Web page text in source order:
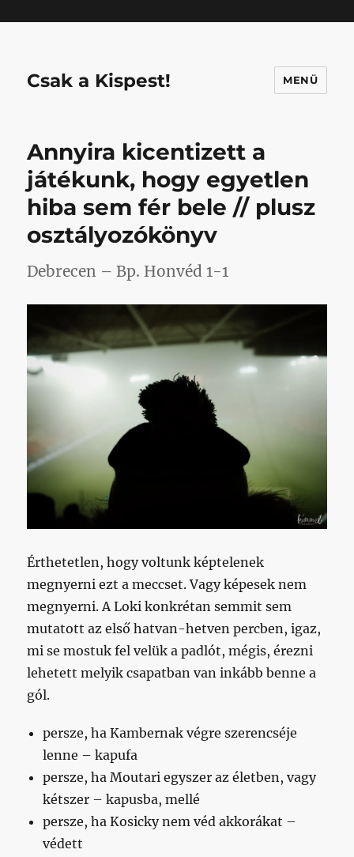
Csak a Kispest! MENÜ
Annyira kicentizett a
játékunk, hogy egyetlen
hiba sem fér bele // plusz
osztályozókönyv
Debrecen – Bp. Honvéd 1-1
Érthetetlen, hogy voltunk képtelenek
megnyerni ezt a meccset. Vagy képesek nem
megnyerni. A Loki konkrétan semmit sem
mutatott az első hatvan-hetven percben, igaz,
mi se mostuk fel velük a padlót, mégis, érezni
lehetett melyik csapatban van inkább benne a
gól.
persze, ha Kambernak végre szerencséje
lenne – kapufa
persze, ha Moutari egyszer az életben, vagy
kétszer – kapusba, mellé
persze, ha Kosicky nem véd akkorákat –
védett